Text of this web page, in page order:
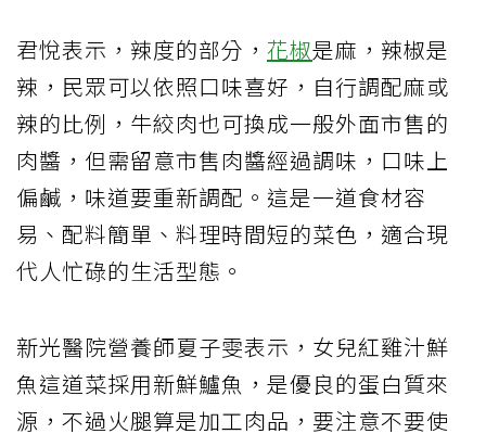
君悅表示，辣度的部分， 花椒是麻，辣椒是
辣，民眾可以依照口味喜好，自行調配麻或
辣的比例，牛絞肉也可換成一般外面市售的
肉醬，但需留意市售肉醬經過調味，口味上
偏鹹，味道要重新調配。這是一道食材容
易、配料簡單、料理時間短的菜色，適合現
代人忙碌的生活型態。
新光醫院營養師夏子雯表示，女兒紅雞汁鮮
魚這道菜採用新鮮鱸魚，是優良的蛋白質來
源，不過火腿算是加工肉品，要注意不要使